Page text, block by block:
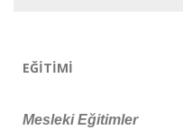
EĞİTİMİ
Mesleki Eğitimler